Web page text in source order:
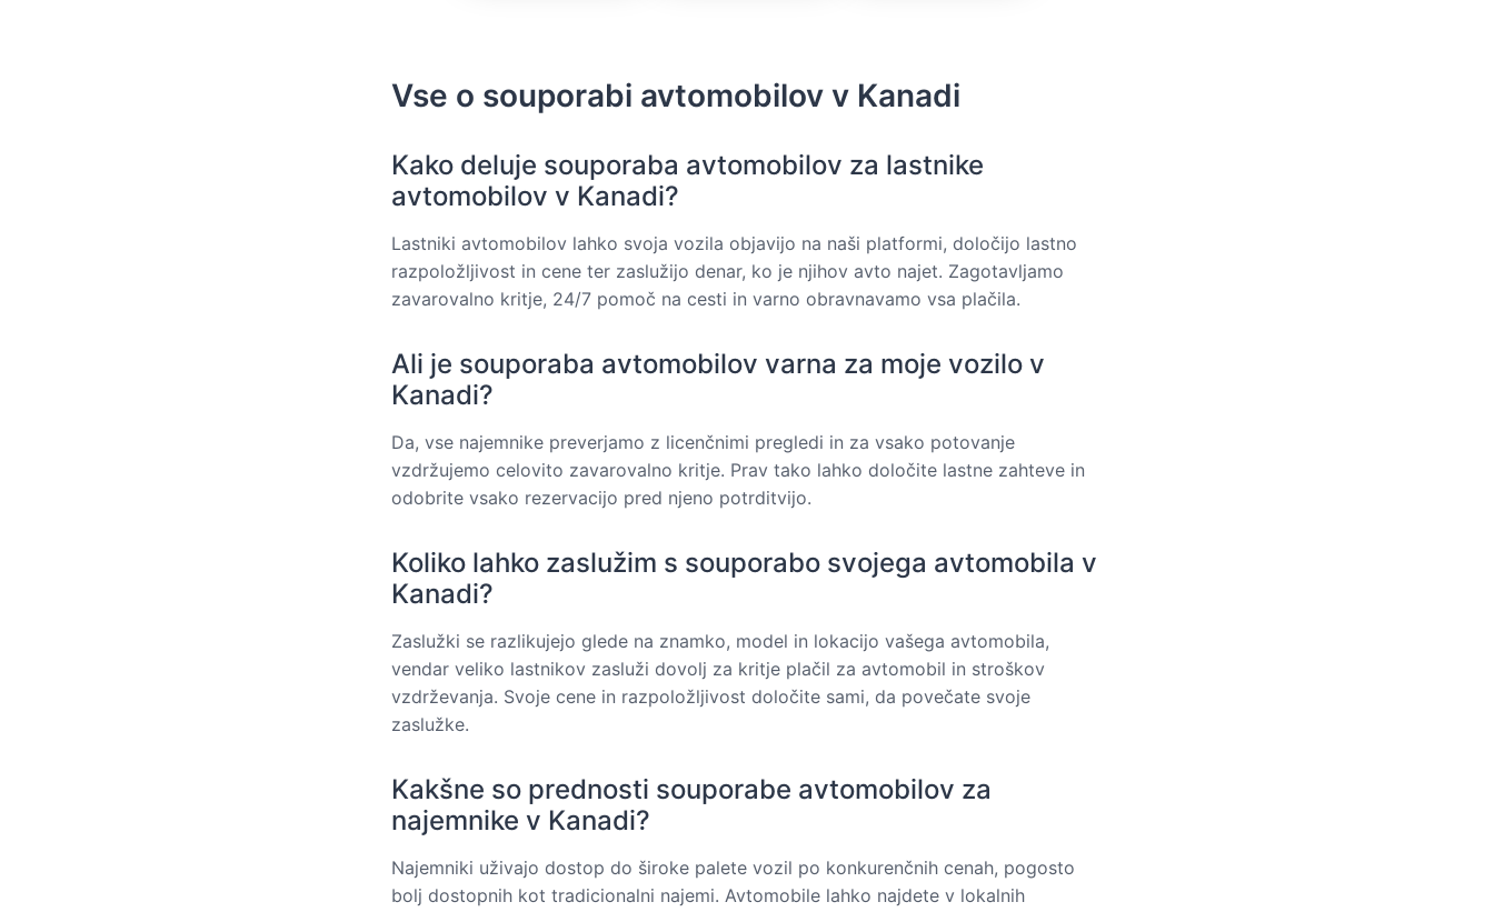
Vse o souporabi avtomobilov v Kanadi
Kako deluje souporaba avtomobilov za lastnike
avtomobilov v Kanadi?
Lastniki avtomobilov lahko svoja vozila objavijo na naši platformi, določijo lastno
razpoložljivost in cene ter zaslužijo denar, ko je njihov avto najet. Zagotavljamo
zavarovalno kritje, 24/7 pomoč na cesti in varno obravnavamo vsa plačila.
Ali je souporaba avtomobilov varna za moje vozilo v
Kanadi?
Da, vse najemnike preverjamo z licenčnimi pregledi in za vsako potovanje
vzdržujemo celovito zavarovalno kritje. Prav tako lahko določite lastne zahteve in
odobrite vsako rezervacijo pred njeno potrditvijo.
Koliko lahko zaslužim s souporabo svojega avtomobila v
Kanadi?
Zaslužki se razlikujejo glede na znamko, model in lokacijo vašega avtomobila,
vendar veliko lastnikov zasluži dovolj za kritje plačil za avtomobil in stroškov
vzdrževanja. Svoje cene in razpoložljivost določite sami, da povečate svoje
zaslužke.
Kakšne so prednosti souporabe avtomobilov za
najemnike v Kanadi?
Najemniki uživajo dostop do široke palete vozil po konkurenčnih cenah, pogosto
bolj dostopnih kot tradicionalni najemi. Avtomobile lahko najdete v lokalnih